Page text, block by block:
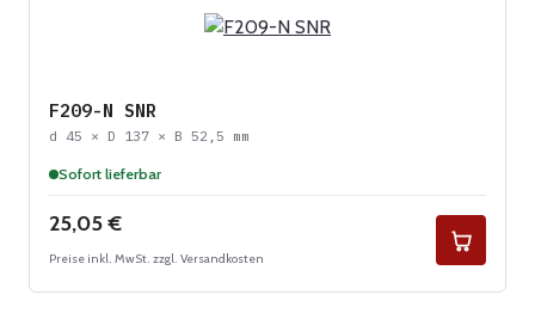
F209-N SNR
d 45 × D 137 × B 52,5 mm
Sofort lieferbar
Regulärer Preis:
25,05 €
Preise inkl. MwSt. zzgl. Versandkosten